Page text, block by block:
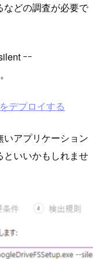
などの調査が必要で
ｰｰ
デプロイする
アプリケーション
いいかもしれませ